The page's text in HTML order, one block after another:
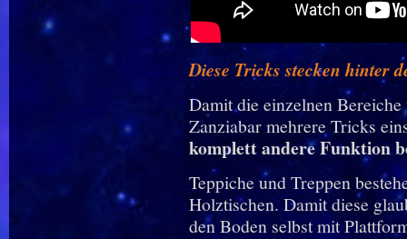
Diese Tricks stecken hinter
Damit die einzelnen Bereiche
Zanziabar mehrere Tricks
komplett andere Funktion
Teppiche und Treppen
Holztischen. Damit diese
den Boden selbst mit